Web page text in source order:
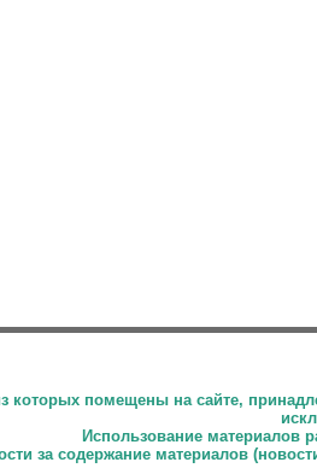
которых помещены на сайте,
Использование материалов
за содержание материалов